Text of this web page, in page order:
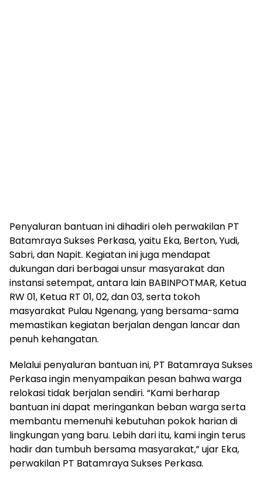
Penyaluran bantuan ini dihadiri oleh perwakilan PT
Batamraya Sukses Perkasa, yaitu Eka, Berton, Yudi,
Sabri, dan Napit. Kegiatan ini juga mendapat
dukungan dari berbagai unsur masyarakat dan
instansi setempat, antara lain BABINPOTMAR, Ketua
RW 01, Ketua RT 01, 02, dan 03, serta tokoh
masyarakat Pulau Ngenang, yang bersama-sama
memastikan kegiatan berjalan dengan lancar dan
penuh kehangatan.
Melalui penyaluran bantuan ini, PT Batamraya Sukses
Perkasa ingin menyampaikan pesan bahwa warga
relokasi tidak berjalan sendiri. “Kami berharap
bantuan ini dapat meringankan beban warga serta
membantu memenuhi kebutuhan pokok harian di
lingkungan yang baru. Lebih dari itu, kami ingin terus
hadir dan tumbuh bersama masyarakat,” ujar Eka,
perwakilan PT Batamraya Sukses Perkasa.